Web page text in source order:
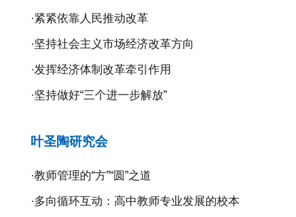
·紧紧依靠人民推动改革
·坚持社会主义市场经济改革方向
·发挥经济体制改革牵引作用
·坚持做好“三个进一步解放”
叶圣陶研究会
·教师管理的“方”“圆”之道
·多向循环互动：高中教师专业发展的校本